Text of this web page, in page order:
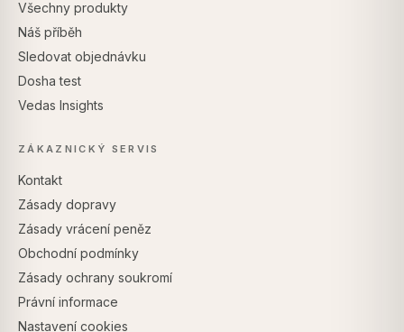
Všechny produkty
Náš příběh
Sledovat objednávku
Dosha test
Vedas Insights
ZÁKAZNICKÝ SERVIS
Kontakt
Zásady dopravy
Zásady vrácení peněz
Obchodní podmínky
Zásady ochrany soukromí
Právní informace
Nastavení cookies